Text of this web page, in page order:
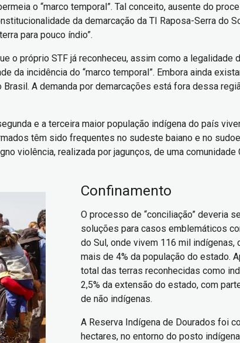
o “marco temporal”. Tal conceito, ausente do
da demarcação da TI Raposa-Serra do
para pouco índio”.
próprio STF já reconheceu, assim como a legalidade
da incidência do “marco temporal”. Embora ainda
A demanda por demarcações está fora dessa
e a terceira maior população indígena do país
têm sido frequentes no sudeste baiano e no
violência, realizada por jagunços, de uma comunidade
Confinamento
O processo de “conciliação” deveria
soluções para casos emblemáticos
do Sul, onde vivem 116 mil indígenas,
mais de 4% da população do estado.
total das terras reconhecidas como
2,5% da extensão do estado, com
de não indígenas.
A Reserva Indígena de Dourados foi
hectares, no entorno do posto